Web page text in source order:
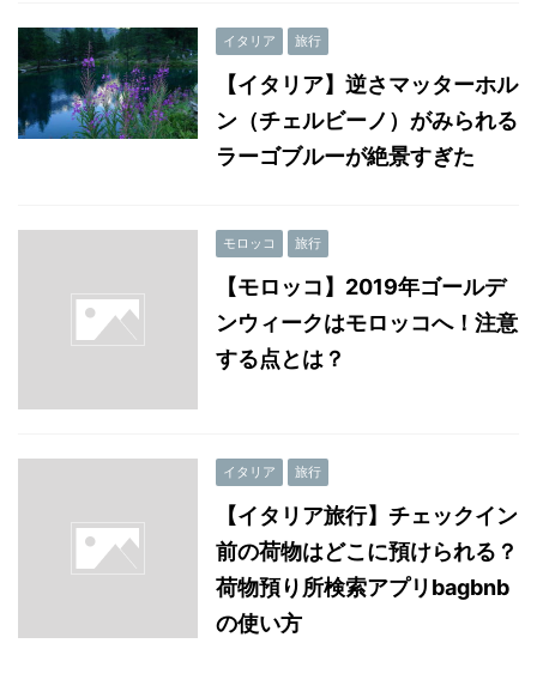
イタリア 旅行
【イタリア】逆さマッターホル
ン（チェルビーノ）がみられる
ラーゴブルーが絶景すぎた
モロッコ 旅行
【モロッコ】2019年ゴールデ
ンウィークはモロッコへ！注意
する点とは？
イタリア 旅行
【イタリア旅行】チェックイン
前の荷物はどこに預けられる？
荷物預り所検索アプリbagbnb
の使い方